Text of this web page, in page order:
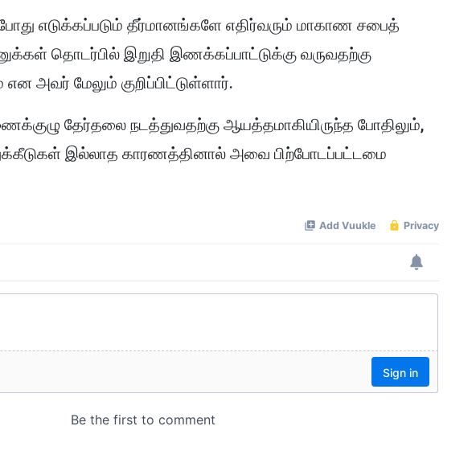
எடுக்கப்படும் தீர்மானங்களே எதிர்வரும் மாகாண சபைத்
தொடர்பில் இறுதி இணக்கப்பாட்டுக்கு வருவதற்கு
அவர் மேலும் குறிப்பிட்டுள்ளார்.
தேர்தலை நடத்துவதற்கு ஆயத்தமாகியிருந்த போதிலும்,
இல்லாத காரணத்தினால் அவை பிற்போடப்பட்டமை